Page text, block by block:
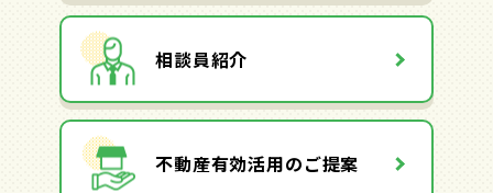
相談員紹介
不動産有効活用のご提案